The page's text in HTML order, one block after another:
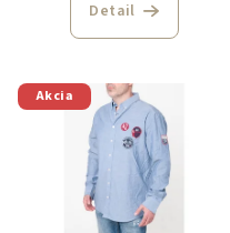
Detail
Akcia